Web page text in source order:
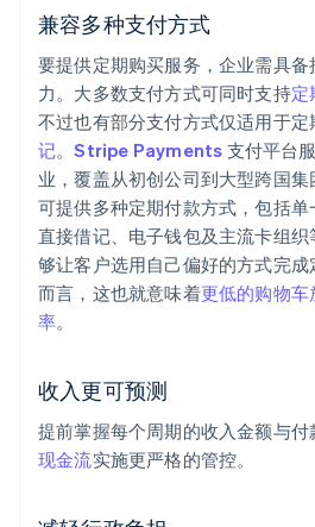
兼容多种支付方式
要提供定期购买服务，企业需具
力。大多数支付方式可同时支持定
不过也有部分支付方式仅适用于
记。Stripe Payments 支付平台
业，覆盖从初创公司到大型跨国
可提供多种定期付款方式，包括单
直接借记、电子钱包及主流卡组
够让客户选用自己偏好的方式完
而言，这也就意味着更低的购物车
率。
收入更可预测
提前掌握每个周期的收入金额与
现金流实施更严格的管控。